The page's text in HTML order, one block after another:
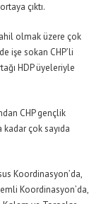
çıktı.
olmak üzere çok
işe sokan CHP’li
HDP üyeleriyle
CHP gençlik
çok sayıda
Koordinasyon’da,
Koordinasyon’da,